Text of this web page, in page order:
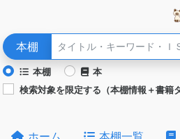
本棚
本棚
本
検索対象を限定する（本棚情報＋書籍